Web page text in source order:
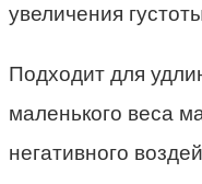
увеличения
Подходит для
маленького веса
негативного